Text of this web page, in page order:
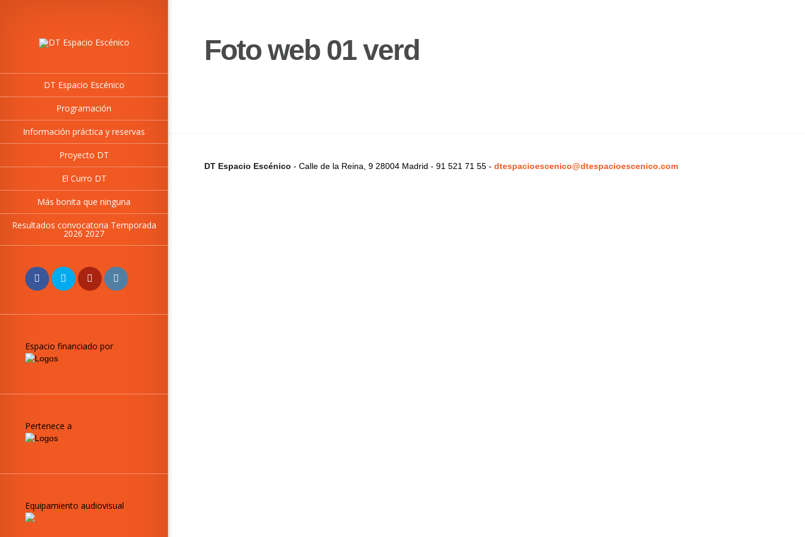
DT Espacio Escénico
Programación
Información práctica y reservas
Proyecto DT
El Curro DT
Más bonita que ninguna
Resultados convocatoria Temporada
2026 2027
Espacio financiado por
Pertenece a
Equipamiento audiovisual
Foto web 01 verd
DT Espacio Escénico - Calle de la Reina, 9 28004 Madrid - 91 521 71 55 - dtespacioescenico@dtespacioescenico.com